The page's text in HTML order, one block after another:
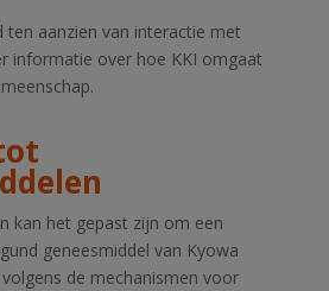
aanzien van interactie met
informatie over hoe KKI omgaat
.
kan het gepast zijn om een
geneesmiddel van Kyowa
de mechanismen voor